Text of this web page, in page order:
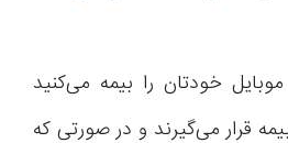
خودتان را بیمه می‌کنید
قرار می‌گیرند و در صورتی که